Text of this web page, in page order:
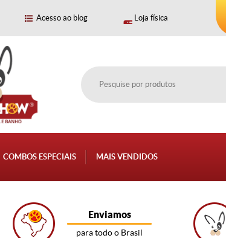
Acesso ao blog Loja física
COMBOS ESPECIAIS MAIS VENDIDOS
Enviamos
para todo o Brasil